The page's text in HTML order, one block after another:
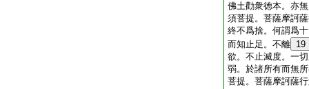
佛土勸衆徳本。亦
須菩提。菩薩摩訶
終不爲捨。何謂爲
而知止足。不離 19
欲。不止滅度。一
弱。於諸所有而無
菩提。菩薩摩訶薩